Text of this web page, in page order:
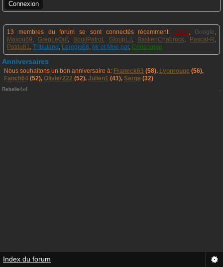
13 membres du forum se sont connectés récemment:Chris, Google,
Maxou69,GregLeOuf, BouliPatrol , GloupLJ, BastienChabrock, Pascal-R,
Patdu81, Tribuland , Leregis68, Mr et Mne pat, Chrisrange
Anniversaires
Nous souhaitons un bon anniversaire à: Franeck63 (58), Lyonrouge (56),
Fanch64 (52), Olivier222 (52), Julien1 (41), Serge (32)
Rebelle4x4
Index du forum